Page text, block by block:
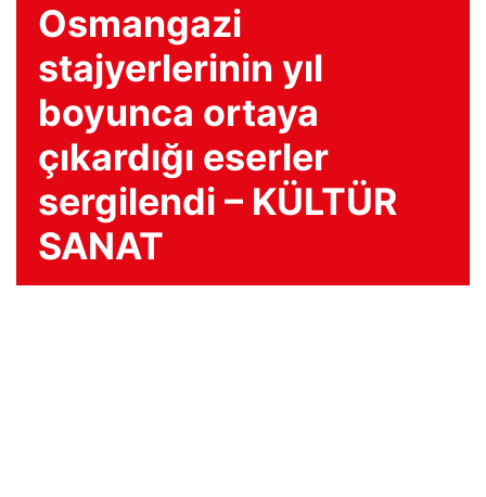
Osmangazi
stajyerlerinin yıl
boyunca ortaya
çıkardığı eserler
sergilendi – KÜLTÜR
SANAT